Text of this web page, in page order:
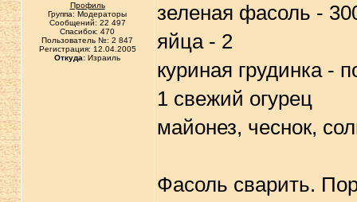
Профиль
Группа: Модераторы
Сообщений: 22 497
Спасибок: 470
Пользователь №: 2 847
Регистрация: 12.04.2005
Откуда: Израиль
зеленая фасоль -
яйца - 2
куриная грудинка -
1 свежий огурец
майонез, чеснок,
Фасоль сварить.